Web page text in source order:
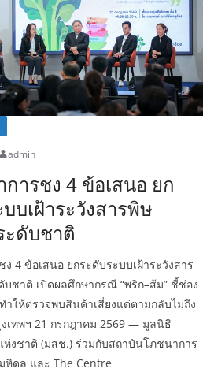
admin
ารชง 4 ข้อเสนอ ยก
บเฝ้าระวังสารพิษ
ะดับชาติ
4 ข้อเสนอ ยกระดับระบบเฝ้าระวังสาร
บชาติ เปิดผลศึกษากรณี “พริก–ส้ม” ชี้ช่อง
ำให้ตรวจพบสินค้าเสี่ยงแต่ตามกลับไม่ถึง
เทพฯ 21 กรกฎาคม 2569 — มูลนิธิ
งชาติ (มสช.) ร่วมกับสถาบันโภชนาการ
หิดล และ The Centre